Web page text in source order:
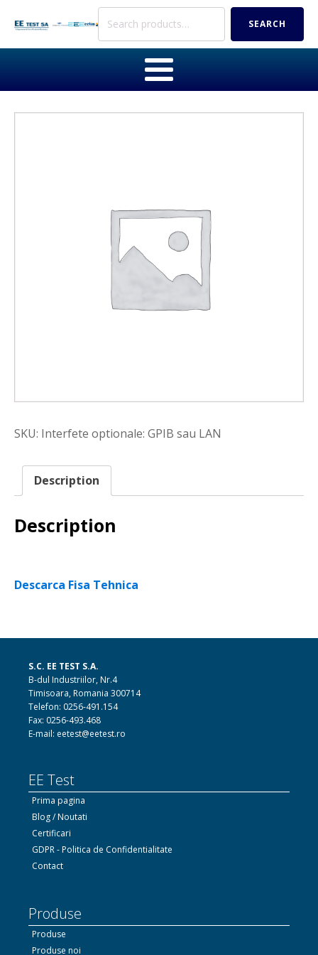
Search
SEARCH
SKU: Interfete optionale: GPIB sau LAN
Description
Description
Descarca Fisa Tehnica
S.C. EE TEST S.A.
B-dul Industriilor, Nr.4
Timisoara, Romania 300714
Telefon: 0256-491.154
Fax: 0256-493.468
E-mail: eetest@eetest.ro
EE Test
Prima pagina
Blog / Noutati
Certificari
GDPR - Politica de Confidentialitate
Contact
Produse
Produse
Produse noi